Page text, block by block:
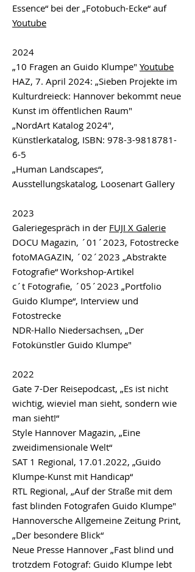
Essence“ bei der „Fotobuch-Ecke“ auf
Youtube
2024
​„10 Fragen an Guido Klumpe" Youtube
HAZ, 7. April 2024: ​„Sieben Projekte im
Kulturdreieck: Hannover bekommt neue
Kunst im öffentlichen Raum"
​„NordArt Katalog 2024",
Künstlerkatalog, ISBN: 978-3-9818781-
6-5
​„Human Landscapes“,
Ausstellungskatalog, Loosenart Gallery
2023
Galeriegespräch in der FUJI X Galerie
DOCU Magazin, ´01´2023, Fotostrecke
fotoMAGAZIN, ´02´2023 „Abstrakte
Fotografie“ Workshop-Artikel
c´t Fotografie, ´05´2023 „Portfolio
Guido Klumpe“, Interview und
Fotostrecke
NDR-Hallo Niedersachsen, „Der
Fotokünstler Guido Klumpe"
2022
Gate 7-Der Reisepodcast, „Es ist nicht
wichtig, wieviel man sieht, sondern wie
man sieht!“
Style Hannover Magazin, „Eine
zweidimensionale Welt“
SAT 1 Regional, 17.01.2022, „Guido
Klumpe-Kunst mit Handicap“
RTL Regional, „Auf der Straße mit dem
fast blinden Fotografen Guido Klumpe"
Hannoversche Allgemeine Zeitung Print,
„Der besondere Blick“
Neue Presse Hannover „Fast blind und
trotzdem Fotograf: Guido Klumpe lebt